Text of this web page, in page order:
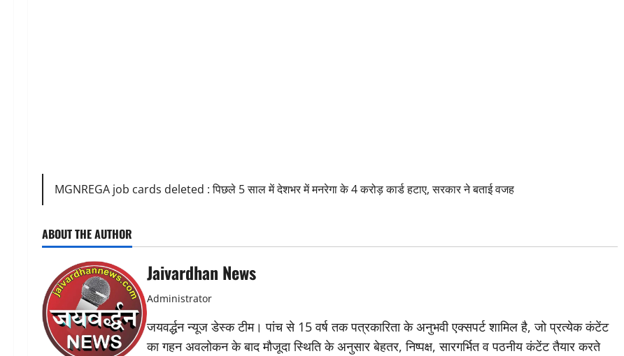
MGNREGA job cards deleted : पिछले 5 साल में देशभर में मनरेगा के 4 करोड़ कार्ड हटाए, सरकार ने बताई वजह
ABOUT THE AUTHOR
Jaivardhan News
Administrator
जयवर्द्धन न्यूज डेस्क टीम। पांच से 15 वर्ष तक पत्रकारिता के अनुभवी एक्सपर्ट शामिल है, जो प्रत्येक कंटेंट
का गहन अवलोकन के बाद मौजूदा स्थिति के अनुसार बेहतर, निष्पक्ष, सारगर्भित व पठनीय कंटेंट तैयार करते